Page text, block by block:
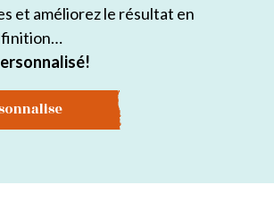
et améliorez le résultat en
finition…